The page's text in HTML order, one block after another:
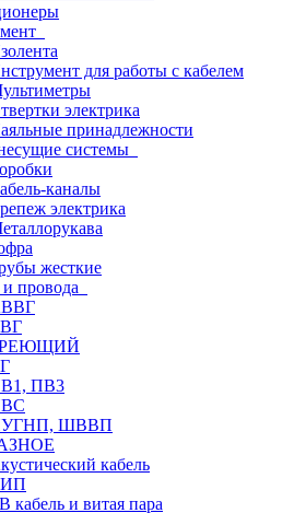
для работы с кабелем
электрика
принадлежности
системы
каналы
электрика
жесткие
провода
ПВ3
ШВВП
кабель
кабель и витая пара